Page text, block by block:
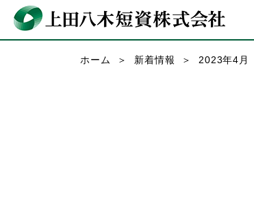
ホーム 新着情報 2023年4月